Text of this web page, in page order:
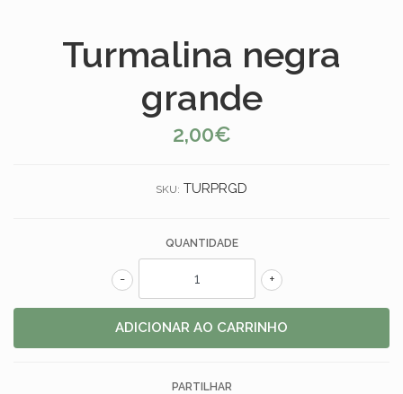
Turmalina negra
grande
2,00€
SKU: TURPRGD
QUANTIDADE
+
-
PARTILHAR